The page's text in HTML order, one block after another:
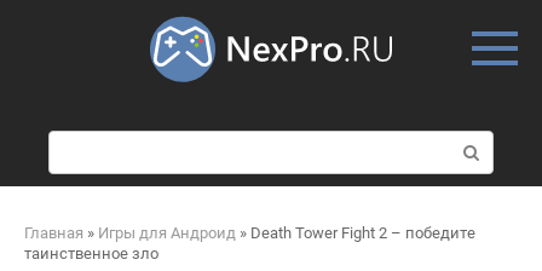
о
и
к
Главная » Игры для Андроид » Death Tower Fight 2 – победите
таинственное зло